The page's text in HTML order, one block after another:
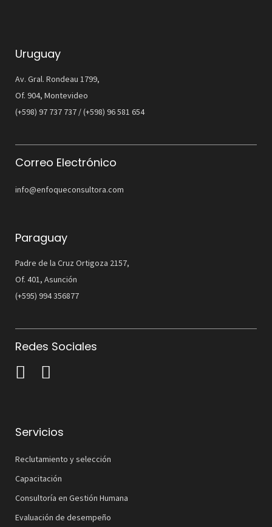
Uruguay
Av. Gral. Rondeau 1799,
Of. 904, Montevideo
(+598) 97 737 737 / (+598) 96 581 654
Correo Electrónico
info@enfoqueconsultora.com
Paraguay
Padre de la Cruz Ortigoza 2157,
Of. 401, Asunción
(+595) 994 356877
Redes Sociales
Servicios
Reclutamiento y selección
Capacitación
Consultoría en Gestión Humana
Evaluación de desempeño